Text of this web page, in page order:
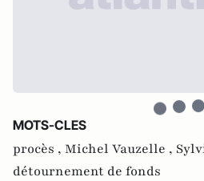
MOTS-CLES
procès , Michel Vauzelle ,
détournement de fonds